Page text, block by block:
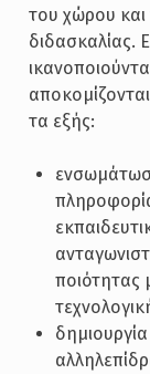
του χώρου
διδασκαλίας.
τα εξής:
ποιότητας